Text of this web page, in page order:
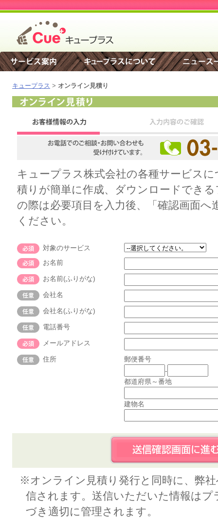
キュープラス > オンライン見積り
キュープラス株式会社の各種サービス
積りが簡単に作成、ダウンロードでき
の際は必要項目を入力後、「確認画面
ください。
対象のサービス
お名前
お名前(ふりがな)
会社名
会社名(ふりがな)
電話番号
メールアドレス
住所
郵便番号
-
都道府県～番地
建物名
※オンライン見積り発行と同時に、弊
信されます。送信いただいた情報は
づき適切に管理されます。